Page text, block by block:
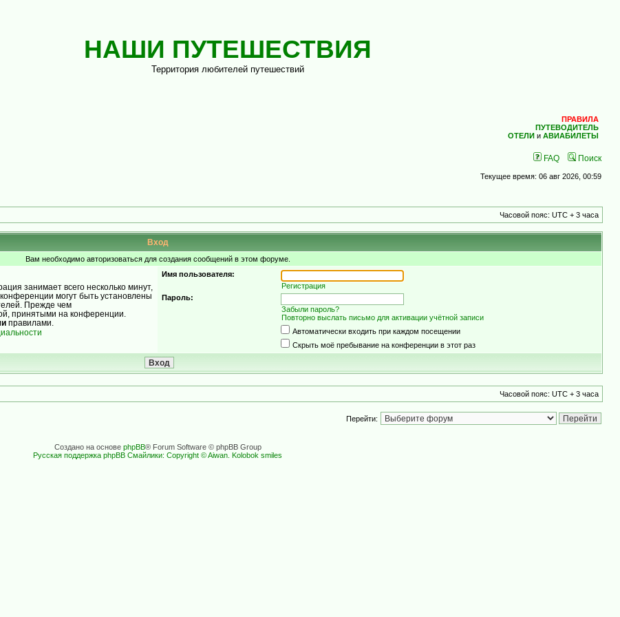
НАШИ ПУТЕШЕСТВИЯ
Территория любителей путешествий
ПРАВИЛА
ПУТЕВОДИТЕЛЬ
ОТЕЛИ и АВИАБИЛЕТЫ
FAQ Поиск
Текущее время: 06 авг 2026, 00:59
Часовой пояс: UTC + 3 часа
Вход
Вам необходимо авторизоваться для создания сообщений в этом форуме.
занимает всего несколько минут,
могут быть установлены
Прежде чем
принятыми на конференции.
правилами.
Имя пользователя:
Регистрация
Пароль:
Забыли пароль?
Повторно выслать письмо для активации учётной записи
Автоматически входить при каждом посещении
Скрыть моё пребывание на конференции в этот раз
Часовой пояс: UTC + 3 часа
Перейти:
Создано на основе phpBB® Forum Software © phpBB Group
Русская поддержка phpBB Смайлики: Copyright © Aiwan. Kolobok smiles